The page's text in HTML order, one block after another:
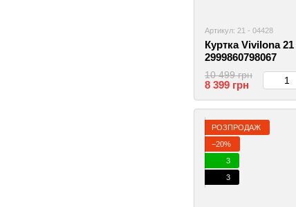
Артикул: 21 - 04428
Куртка Vivilona
2999860798067
10 499 грн
8 399 грн
РОЗПРОДАЖ
−20%
3
3